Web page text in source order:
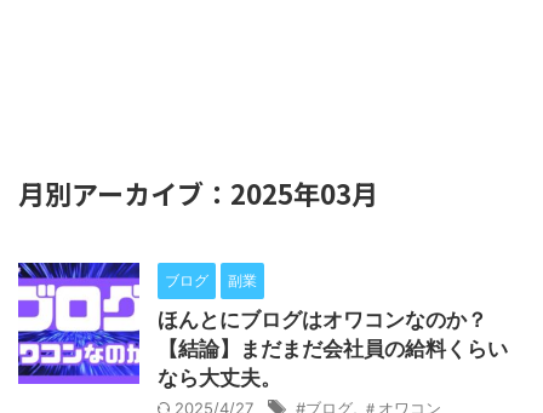
月別アーカイブ：2025年03月
ブログ 副業
ほんとにブログはオワコンなのか？
【結論】まだまだ会社員の給料くらい
なら大丈夫。
2025/4/27 #ブログ ＃オワコン